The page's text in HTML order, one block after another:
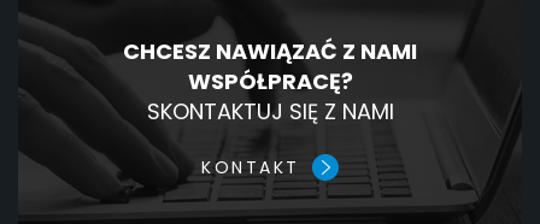
CHCESZ NAWIĄZAĆ Z NAMI
WSPÓŁPRACĘ?
SKONTAKTUJ SIĘ Z NAMI
KONTAKT